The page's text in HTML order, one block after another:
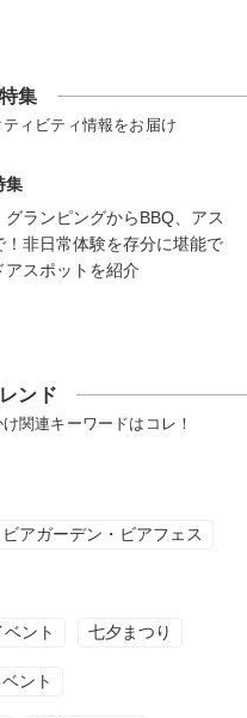
集
ィビティ情報をお届け
集
グランピングからBBQ、アス
！非日常体験を存分に堪能で
アスポットを紹介
ンド
関連キーワードはコレ！
ビアガーデン・ビアフェス
ント 七夕まつり
ント